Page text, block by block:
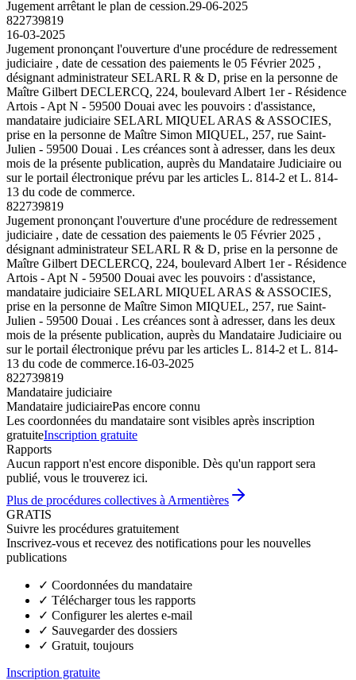
Jugement arrêtant le plan de cession.29-06-2025
822739819
16-03-2025
Jugement prononçant l'ouverture d'une procédure de redressement
judiciaire , date de cessation des paiements le 05 Février 2025 ,
désignant administrateur SELARL R & D, prise en la personne de
Maître Gilbert DECLERCQ, 224, boulevard Albert 1er - Résidence
Artois - Apt N - 59500 Douai avec les pouvoirs : d'assistance,
mandataire judiciaire SELARL MIQUEL ARAS & ASSOCIES,
prise en la personne de Maître Simon MIQUEL, 257, rue Saint-
Julien - 59500 Douai . Les créances sont à adresser, dans les deux
mois de la présente publication, auprès du Mandataire Judiciaire ou
sur le portail électronique prévu par les articles L. 814-2 et L. 814-
13 du code de commerce.
822739819
Jugement prononçant l'ouverture d'une procédure de redressement
judiciaire , date de cessation des paiements le 05 Février 2025 ,
désignant administrateur SELARL R & D, prise en la personne de
Maître Gilbert DECLERCQ, 224, boulevard Albert 1er - Résidence
Artois - Apt N - 59500 Douai avec les pouvoirs : d'assistance,
mandataire judiciaire SELARL MIQUEL ARAS & ASSOCIES,
prise en la personne de Maître Simon MIQUEL, 257, rue Saint-
Julien - 59500 Douai . Les créances sont à adresser, dans les deux
mois de la présente publication, auprès du Mandataire Judiciaire ou
sur le portail électronique prévu par les articles L. 814-2 et L. 814-
13 du code de commerce.16-03-2025
822739819
Mandataire judiciaire
Mandataire judiciairePas encore connu
Les coordonnées du mandataire sont visibles après inscription
gratuiteInscription gratuite
Rapports
Aucun rapport n'est encore disponible. Dès qu'un rapport sera
publié, vous le trouverez ici.
Plus de procédures collectives à Armentières
GRATIS
Suivre les procédures gratuitement
Inscrivez-vous et recevez des notifications pour les nouvelles
publications
✓ Coordonnées du mandataire
✓ Télécharger tous les rapports
✓ Configurer les alertes e-mail
✓ Sauvegarder des dossiers
✓ Gratuit, toujours
Inscription gratuite